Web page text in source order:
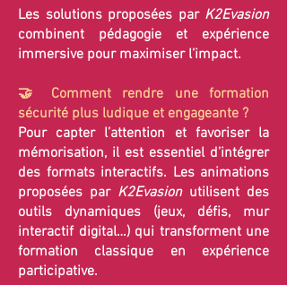
Les solutions proposées par K2Evasion
combinent pédagogie et expérience
immersive pour maximiser l’impact.
🤝 Comment rendre une formation
sécurité plus ludique et engageante ?
Pour capter l’attention et favoriser la
mémorisation, il est essentiel d’intégrer
des formats interactifs. Les animations
proposées par K2Evasionutilisent des
outils dynamiques (jeux, défis, mur
interactif digital…) qui transforment une
formation classique en expérience
participative.